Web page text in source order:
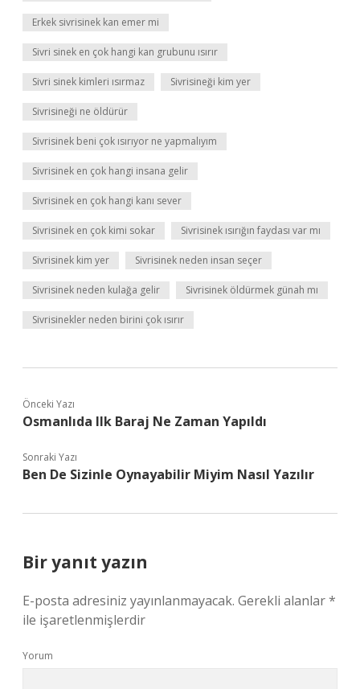
Erkek sivrisinek kan emer mi
Sivri sinek en çok hangi kan grubunu ısırır
Sivri sinek kimleri ısırmaz Sivrisineği kim yer
Sivrisineği ne öldürür
Sivrisinek beni çok ısırıyor ne yapmalıyım
Sivrisinek en çok hangi insana gelir
Sivrisinek en çok hangi kanı sever
Sivrisinek en çok kimi sokar Sivrisinek ısırığın faydası var mı
Sivrisinek kim yer Sivrisinek neden insan seçer
Sivrisinek neden kulağa gelir Sivrisinek öldürmek günah mı
Sivrisinekler neden birini çok ısırır
Önceki Yazı
Osmanlıda Ilk Baraj Ne Zaman Yapıldı
Sonraki Yazı
Ben De Sizinle Oynayabilir Miyim Nasıl Yazılır
Bir yanıt yazın
E-posta adresiniz yayınlanmayacak. Gerekli alanlar*
ile işaretlenmişlerdir
Yorum